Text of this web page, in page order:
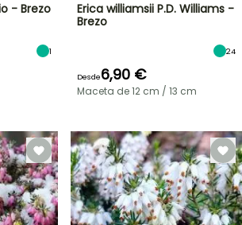
- Brezo
1
Erica williamsii P.D. Williams -
Brezo
24
Desde6,90 €
Maceta de 12 cm / 13 cm